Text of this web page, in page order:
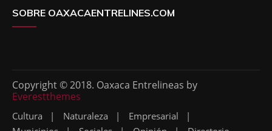
SOBRE OAXACAENTRELINES.COM
Copyright © 2018. Oaxaca Entrelineas by
Everestthemes
Cultura Naturaleza
Empresarial